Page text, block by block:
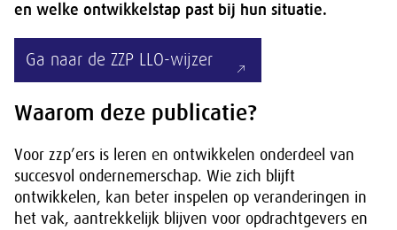
en welke ontwikkelstap past bij hun situatie.
Ga naar de ZZP LLO-wijzer
Waarom deze publicatie?
Voor zzp’ers is leren en ontwikkelen onderdeel van
succesvol ondernemerschap. Wie zich blijft
ontwikkelen, kan beter inspelen op veranderingen in
het vak, aantrekkelijk blijven voor opdrachtgevers en